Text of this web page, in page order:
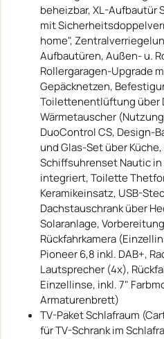
beheizbar, XL-Aufbautür
mit
home",
Aufbautüren, Außen- u.
Rollergaragen-Upgrade
Gepäcknetzen,
Toilettenentlüftung über
Wärmetauscher
DuoControl CS, Design-
und Glas-Set über
Schiffsuhrenset Nautic
integriert, Toilette
Keramikeinsatz, USB-
Dachstauschrank über
Solaranlage,
Rückfahrkamera
Pioneer 6,8 inkl. DAB+,
Lautsprecher (4x),
Einzellinse, inkl. 7"
Armaturenbrett)
TV-Paket Schlafraum
für TV-Schrank im